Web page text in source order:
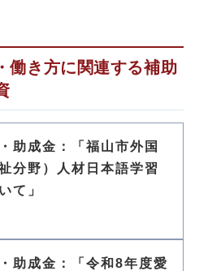
働き方に関連する補助
助成金：「福山市外国
分野）人材日本語学習
て」
助成金：「令和8年度愛